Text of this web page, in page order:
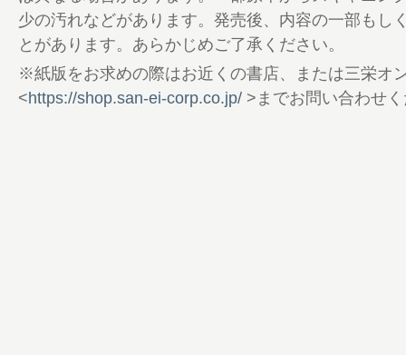
少の汚れなどがあります。発売後、内容の一部もし
とがあります。あらかじめご了承ください。
※紙版をお求めの際はお近くの書店、または三栄オ
<https://shop.san-ei-corp.co.jp/ >までお問い合わせ